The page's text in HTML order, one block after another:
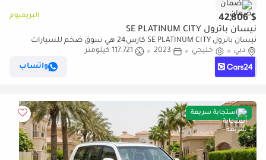
ضمان
$ 42,806 البريميوم
نيسان باترول SE PLATINUM CITY
نيسان باترول SE PLATINUM CITY كارس24 هي سوق ضخم للسيارات
المستعملة موثوق ومضمون ٪كارس24 هي سوق ضخم للسيارات
المستعملة موثوق ومضمون
دبي خليجي 2023
117,721 كيلومتر
واتساب
استجابة سريعة